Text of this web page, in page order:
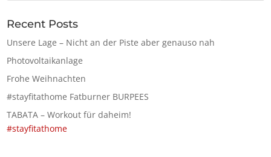
Recent Posts
Unsere Lage – Nicht an der Piste aber genauso nah
Photovoltaikanlage
Frohe Weihnachten
#stayfitathome Fatburner BURPEES
TABATA – Workout für daheim!
#stayfitathome